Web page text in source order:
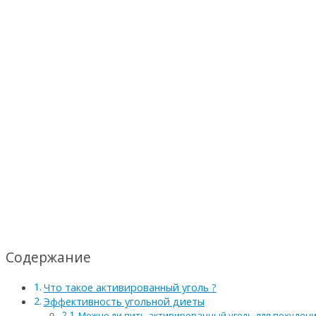
Содержание
Что такое активированный уголь ?
Эффективность угольной диеты